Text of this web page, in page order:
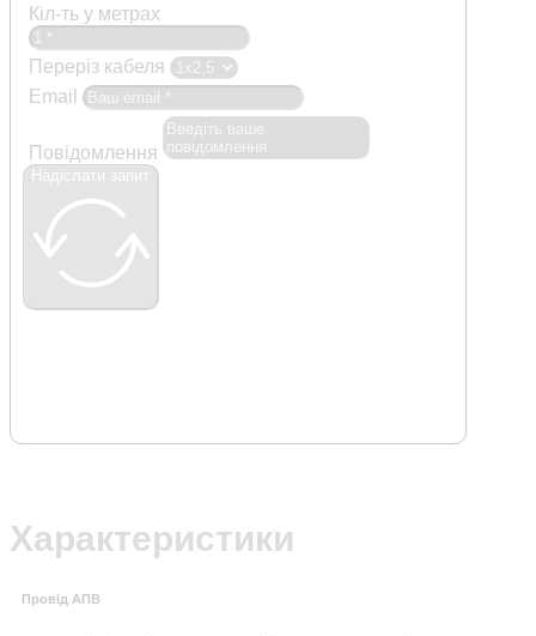
Кіл-ть у метрах
Переріз кабеля
Email
Повідомлення
Надіслати запит
Характеристики
Провід АПВ